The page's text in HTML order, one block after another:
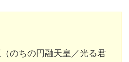
のちの円融天皇／光る君